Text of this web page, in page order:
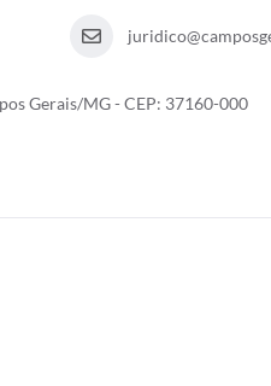
Gerais/MG - CEP: 37160-000